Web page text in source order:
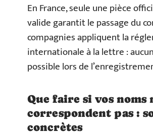
En France, seule une pièce
valide garantit le passage du
compagnies appliquent la
internationale à la lettre :
possible lors de
Que faire si vos noms
correspondent pas :
concrètes